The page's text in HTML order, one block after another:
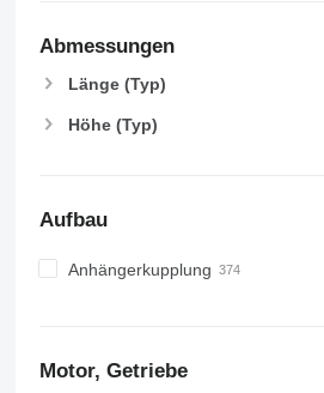
Abmessungen
Länge (Typ)
Höhe (Typ)
Aufbau
Anhängerkupplung
Motor, Getriebe